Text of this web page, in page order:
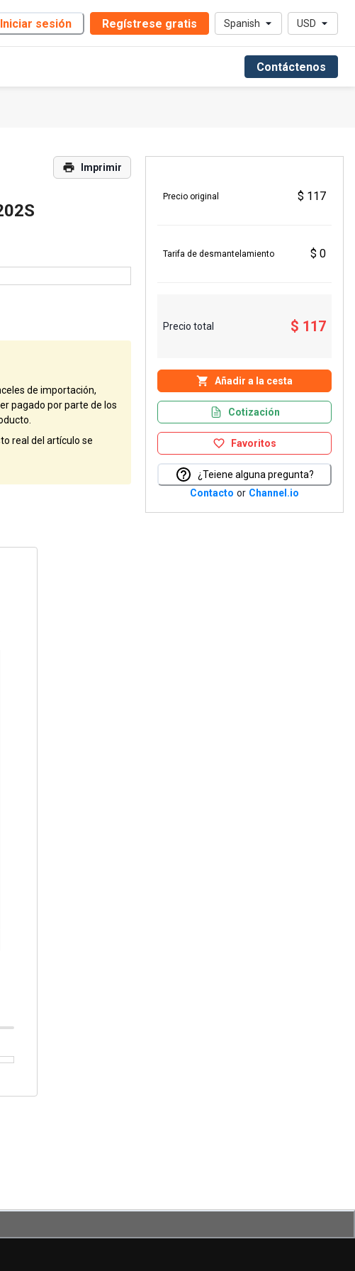
Iniciar sesión Regístrese gratis Spanish USD
Contáctenos
Imprimir
de importación,
pagado por parte de los
real del artículo se
Precio original $ 117
Tarifa de desmantelamiento $ 0
Precio total $ 117
Añadir a la cesta
Cotización
Favoritos
¿Teiene alguna pregunta?
Contacto or Channel.io